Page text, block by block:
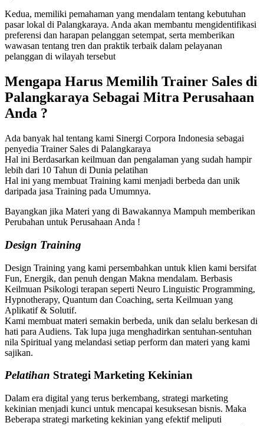
Kedua, memiliki pemahaman yang mendalam tentang kebutuhan
pasar lokal di Palangkaraya. Anda akan membantu mengidentifikasi
preferensi dan harapan pelanggan setempat, serta memberikan
wawasan tentang tren dan praktik terbaik dalam pelayanan
pelanggan di wilayah tersebut
Mengapa Harus Memilih Trainer Sales di
Palangkaraya Sebagai Mitra Perusahaan
Anda ?
Ada banyak hal tentang kami Sinergi Corpora Indonesia sebagai
penyedia Trainer Sales di Palangkaraya
Hal ini Berdasarkan keilmuan dan pengalaman yang sudah hampir
lebih dari 10 Tahun di Dunia pelatihan
Hal ini yang membuat Training kami menjadi berbeda dan unik
daripada jasa Training pada Umumnya.
Bayangkan jika Materi yang di Bawakannya Mampuh memberikan
Perubahan untuk Perusahaan Anda !
Design Training
Design Training yang kami persembahkan untuk klien kami bersifat
Fun, Energik, dan penuh dengan Makna mendalam. Berbasis
Keilmuan Psikologi terapan seperti Neuro Linguistic Programming,
Hypnotherapy, Quantum dan Coaching, serta Keilmuan yang
Aplikatif & Solutif.
Kami membuat materi semakin berbeda, unik dan selalu berkesan di
hati para Audiens. Tak lupa juga menghadirkan sentuhan-sentuhan
nila Spiritual yang melandasi setiap perform dan materi yang kami
sajikan.
Pelatihan Strategi Marketing Kekinian
Dalam era digital yang terus berkembang, strategi marketing
kekinian menjadi kunci untuk mencapai kesuksesan bisnis. Maka
Beberapa strategi marketing kekinian yang efektif meliputi